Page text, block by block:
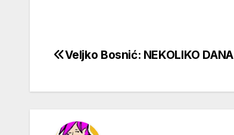
Кретање
Veljko Bosnić: NEKOLIKO DANA